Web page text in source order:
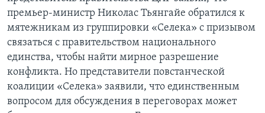
премьер-министр Николас Тьянгайе обратился к
мятежникам из группировки «Селека» с призывом
связаться с правительством национального
единства, чтобы найти мирное разрешение
конфликта. Но представители повстанческой
коалиции «Селека» заявили, что единственным
вопросом для обсуждения в переговорах может